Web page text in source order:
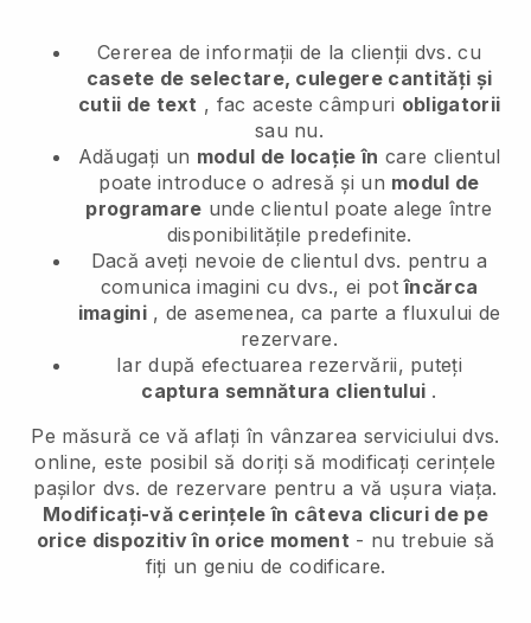
Cererea de informații de la clienții dvs. cu
casete de selectare, culegere cantități și
cutii de text , fac aceste câmpuri obligatorii
sau nu.
Adăugați un modul de locație în care clientul
poate introduce o adresă și un modul de
programare unde clientul poate alege între
disponibilitățile predefinite.
Dacă aveți nevoie de clientul dvs. pentru a
comunica imagini cu dvs., ei potîncărca
imagini , de asemenea, ca parte a fluxului de
rezervare.
Iar după efectuarea rezervării, puteți
captura semnătura clientului .
Pe măsură ce vă aflați în vânzarea serviciului dvs.
online, este posibil să doriți să modificați cerințele
pașilor dvs. de rezervare pentru a vă ușura viața.
Modificați-vă cerințele în câteva clicuri de pe
orice dispozitiv în orice moment - nu trebuie să
fiți un geniu de codificare.